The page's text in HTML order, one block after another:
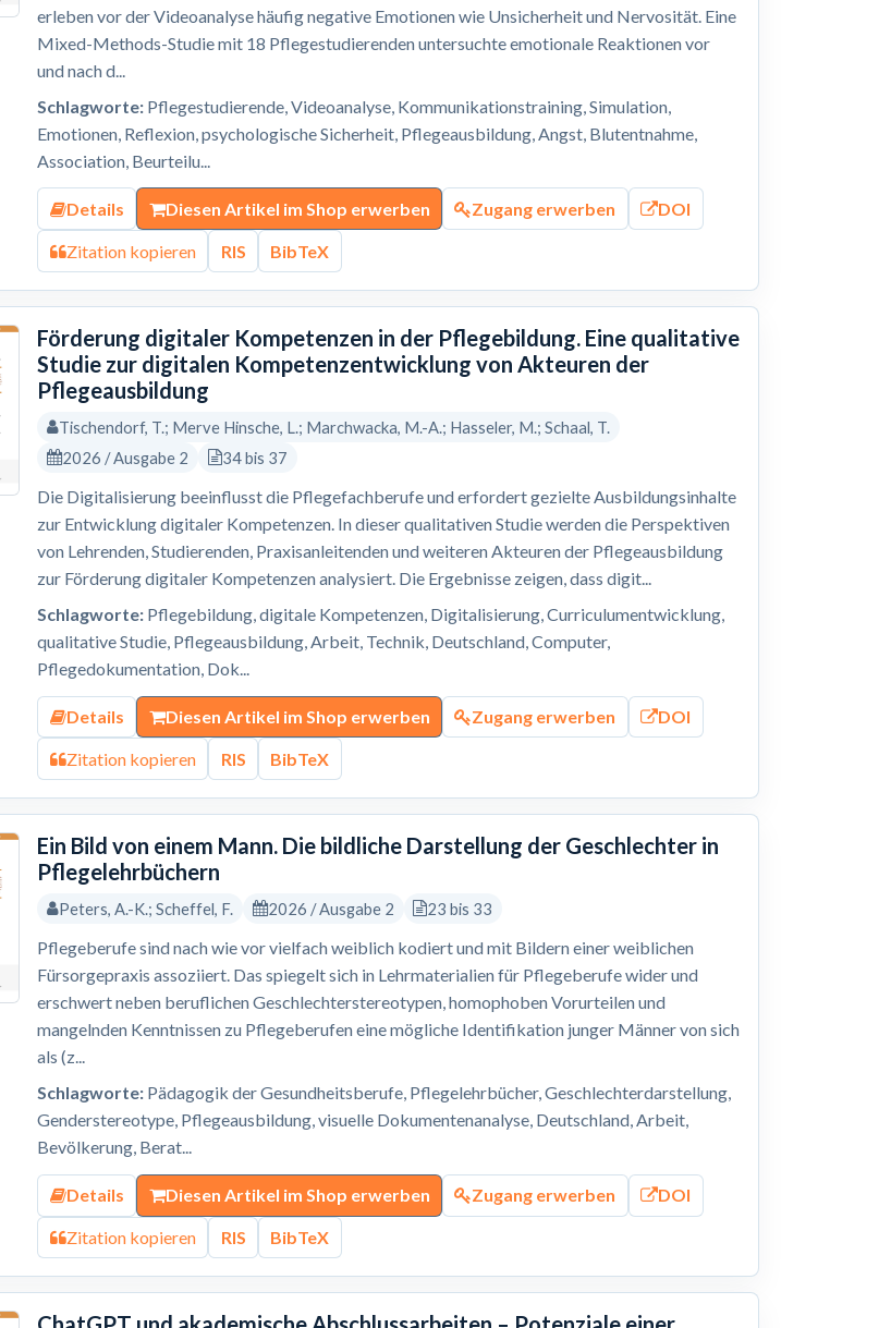
erleben vor der Videoanalyse häufig negative Emotionen wie Unsicherheit und Nervosität. Eine
Mixed-Methods-Studie mit 18 Pflegestudierenden untersuchte emotionale Reaktionen vor
und nach d...
Schlagworte: Pflegestudierende, Videoanalyse, Kommunikationstraining, Simulation,
Emotionen, Reflexion, psychologische Sicherheit, Pflegeausbildung, Angst, Blutentnahme,
Association, Beurteilu...
Details Diesen Artikel im Shop erwerben Zugang erwerben DOI
Zitation kopieren RIS BibTeX
Förderung digitaler Kompetenzen in der Pflegebildung. Eine qualitative
Studie zur digitalen Kompetenzentwicklung von Akteuren der
Pflegeausbildung
Tischendorf, T.; Merve Hinsche, L.; Marchwacka, M.-A.; Hasseler, M.; Schaal, T.
2026 / Ausgabe 2
34 bis 37
Die Digitalisierung beeinflusst die Pflegefachberufe und erfordert gezielte Ausbildungsinhalte
zur Entwicklung digitaler Kompetenzen. In dieser qualitativen Studie werden die Perspektiven
von Lehrenden, Studierenden, Praxisanleitenden und weiteren Akteuren der Pflegeausbildung
zur Förderung digitaler Kompetenzen analysiert. Die Ergebnisse zeigen, dass digit...
Schlagworte: Pflegebildung, digitale Kompetenzen, Digitalisierung, Curriculumentwicklung,
qualitative Studie, Pflegeausbildung, Arbeit, Technik, Deutschland, Computer,
Pflegedokumentation, Dok...
Details Diesen Artikel im Shop erwerben Zugang erwerben DOI
Zitation kopieren RIS BibTeX
Ein Bild von einem Mann. Die bildliche Darstellung der Geschlechter in
Pflegelehrbüchern
Peters, A.-K.; Scheffel, F. 2026 / Ausgabe 2 23 bis 33
Pflegeberufe sind nach wie vor vielfach weiblich kodiert und mit Bildern einer weiblichen
Fürsorgepraxis assoziiert. Das spiegelt sich in Lehrmaterialien für Pflegeberufe wider und
erschwert neben beruflichen Geschlechterstereotypen, homophoben Vorurteilen und
mangelnden Kenntnissen zu Pflegeberufen eine mögliche Identifikation junger Männer von sich
als (z...
Schlagworte: Pädagogik der Gesundheitsberufe, Pflegelehrbücher, Geschlechterdarstellung,
Genderstereotype, Pflegeausbildung, visuelle Dokumentenanalyse, Deutschland, Arbeit,
Bevölkerung, Berat...
Details Diesen Artikel im Shop erwerben Zugang erwerben DOI
Zitation kopieren RIS BibTeX